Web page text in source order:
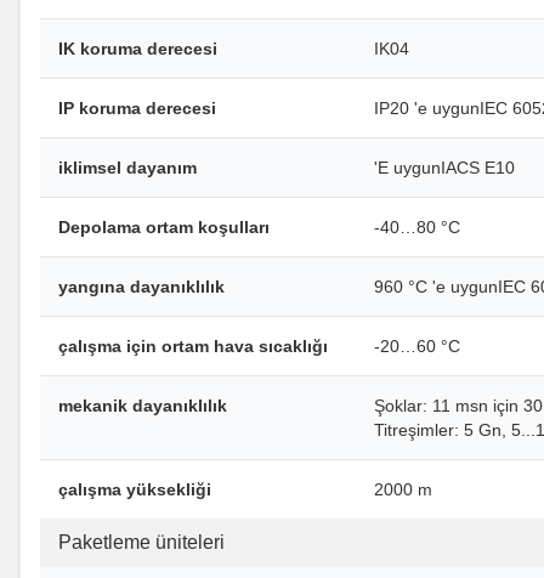
IK koruma derecesi IK04
IP koruma derecesi IP20 'e uygunIEC
iklimsel dayanım 'E uygunIACS E10
Depolama ortam koşulları -40…80 °C
yangına dayanıklılık 960 °C 'e uygunIEC
çalışma için ortam hava sıcaklığı -20…60 °C
mekanik dayanıklılık
Şoklar: 11 msn için
Titreşimler: 5 Gn,
çalışma yüksekliği 2000 m
Paketleme üniteleri